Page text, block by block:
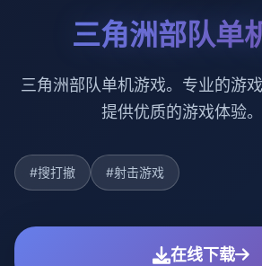
三角洲部队单
三角洲部队单机游戏。专业的游
提供优质的游戏体验。
#搜打撤 #射击游戏
在线下载